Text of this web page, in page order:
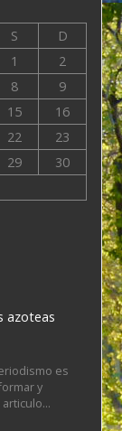
S
D
1
2
8
9
15
16
22
23
29
30
azoteas
es
y
articulo…